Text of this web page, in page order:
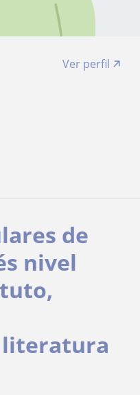
Ver perfil
de
nivel